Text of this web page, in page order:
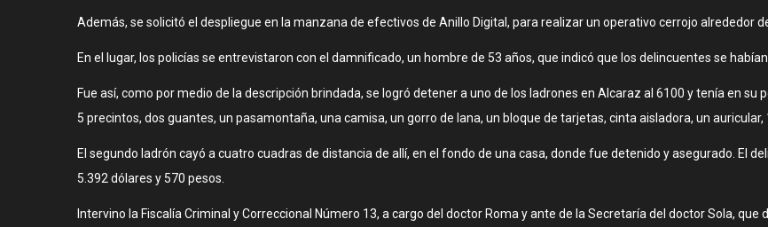
Además, se solicitó el despliegue en la manzana de efectivos de Anillo Digital, para realizar un operativo cerrojo alrededor
En el lugar, los policías se entrevistaron con el damnificado, un hombre de 53 años, que indicó que los delincuentes se
Fue así, como por medio de la descripción brindada, se logró detener a uno de los ladrones en Alcaraz al 6100 y tenía en
5 precintos, dos guantes, un pasamontaña, una camisa, un gorro de lana, un bloque de tarjetas, cinta aisladora, un
El segundo ladrón cayó a cuatro cuadras de distancia de allí, en el fondo de una casa, donde fue detenido y asegurado. El
5.392 dólares y 570 pesos.
Intervino la Fiscalía Criminal y Correccional Número 13, a cargo del doctor Roma y ante de la Secretaría del doctor Sola,